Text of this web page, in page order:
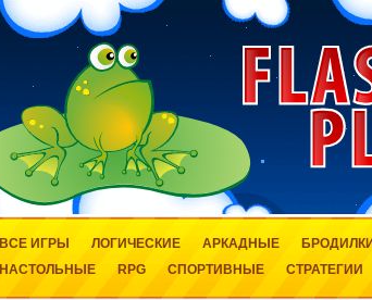
ВСЕ ИГРЫ ЛОГИЧЕСКИЕ АРКАДНЫЕ БРОДИЛКИ
НАСТОЛЬНЫЕ
RPG СПОРТИВНЫЕ СТРАТЕГИИ